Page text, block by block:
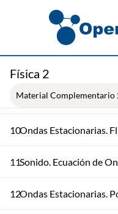
Física 2
Material Complementario
Pulsos en Cuerdas.
Desfasaje Espacial.
10Ondas Estacionarias.
11Sonido. Ecuación de
12Ondas Estacionarias.